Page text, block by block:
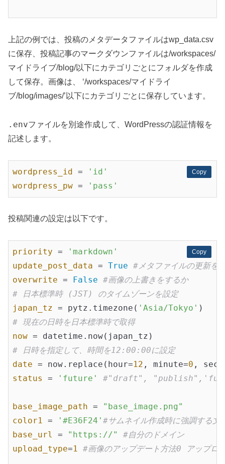
上記の例では、投稿のメタデータファイルはwp_data.csv
に保存、投稿記事のマークダウンファイルは/workspaces/
マイドライブ/blog/以下にカテゴリごとにフォルダを作成
して保存。画像は、 ‘/workspaces/マイドライ
ブ/blog/images/’以下にカテゴリごとに保存しています。
.envファイルを別途作成して、WordPressの認証情報を
記述します。
Copy
Copy
wordpress_id =
'id'
wordpress_pw = 'pass'
投稿関連の設定は以下です。
Copy
Copy
priority =
'markdown'
update_post_data = True #メタファイルの更新を
overwrite = False #画像の上書きをするか
# 日本標準時 (JST) のタイムゾーンを設定
japan_tz = pytz.timezone( 'Asia/Tokyo'
# 現在の日時を日本標準時で取得
now
# 日時を指定して、時間を12:00:00に設定
date = now.replace(hour=12 , minute=0 ,
status
= 'future' #"draft",
base_image_path =
"base_image.png"
color1 = '#E36F24' #サムネイル作成時に強調する文
base_url
= "https://"
#自分のドメイン
upload_type=1 #画像のアップデート方法0 アッ